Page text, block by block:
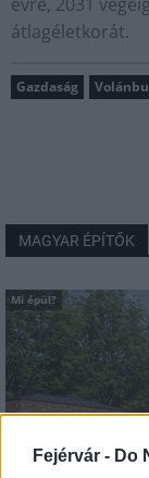
Fejérvár - Do
átlagéletkorát.
Gazdaság
MAGYAR ÉPÍTŐK
Mi épül?